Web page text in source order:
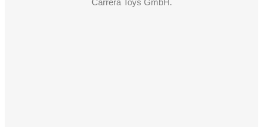
Carrera Toys GmbH.